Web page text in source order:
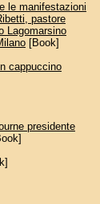
le manifestazioni
pastore
Lagomarsino
[Book]
cappuccino
presidente